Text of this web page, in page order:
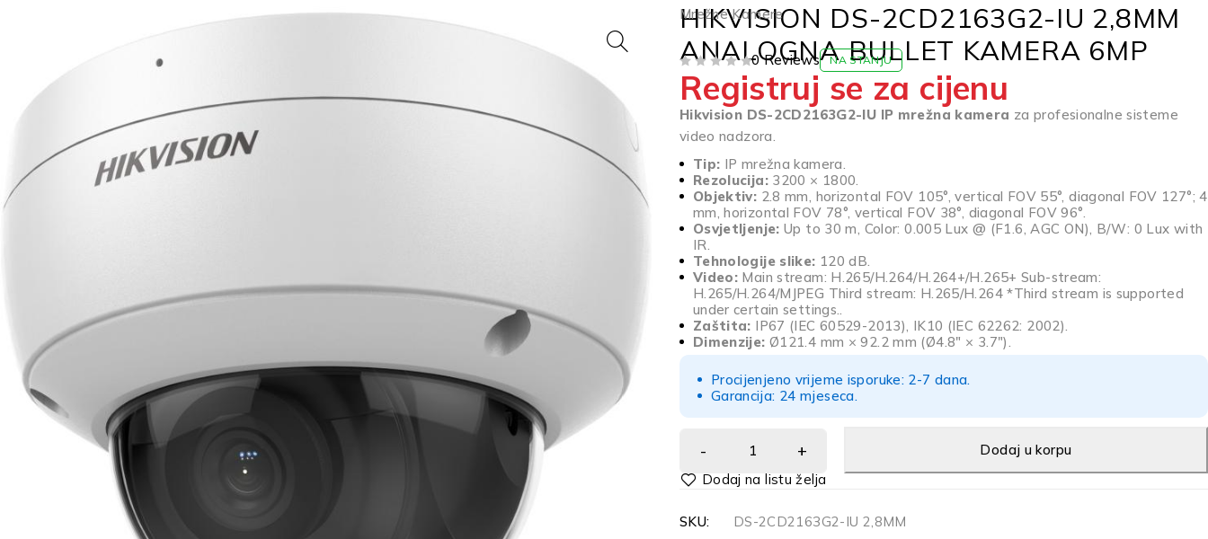
Mrežne Kamere
HIKVISION DS-2CD2163G2-IU 2,8MM
ANALOGNA BULLET KAMERA 6MP
0 Reviews NA STANJU
Registruj se za cijenu
Hikvision DS-2CD2163G2-IU IP mrežna kamera za profesionalne sisteme
video nadzora.
Tip: IP mrežna kamera.
Rezolucija:3200 × 1800.
Objektiv: 2.8 mm, horizontal FOV 105°, vertical FOV 55°, diagonal FOV 127°; 4
mm, horizontal FOV 78°, vertical FOV 38°, diagonal FOV 96°.
Osvjetljenje: Up to 30 m, Color: 0.005 Lux @ (F1.6, AGC ON), B/W: 0 Lux with
IR.
Tehnologije slike: 120 dB.
Video: Main stream: H.265/H.264/H.264+/H.265+ Sub-stream:
H.265/H.264/MJPEG Third stream: H.265/H.264 *Third stream is supported
under certain settings..
Zaštita: IP67 (IEC 60529-2013), IK10 (IEC 62262: 2002).
Dimenzije: Ø121.4 mm × 92.2 mm (Ø4.8″ × 3.7″).
Procijenjeno vrijeme isporuke: 2-7 dana.
Garancija: 24 mjeseca.
Dodaj u korpu
Alternative:
SKU:
DS-2CD2163G2-IU 2,8MM